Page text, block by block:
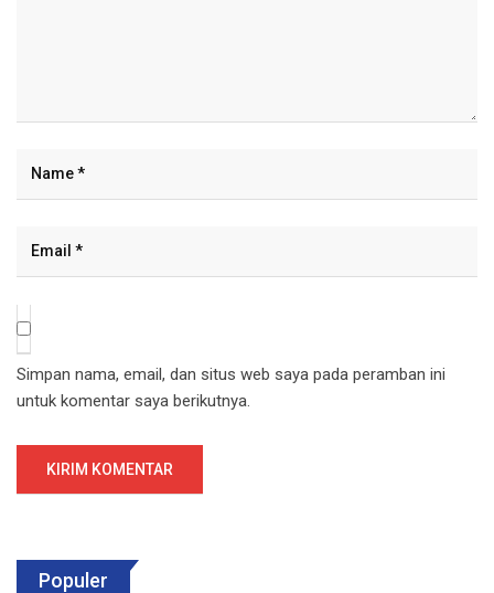
Simpan nama, email, dan situs web saya pada peramban ini
untuk komentar saya berikutnya.
Populer